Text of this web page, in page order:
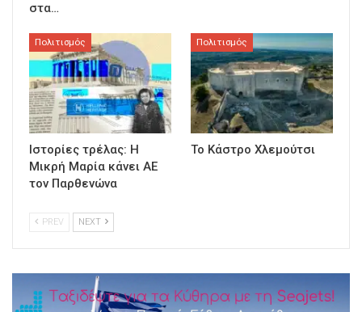
στα…
Πολιτισμός
Ιστορίες τρέλας: Η
Μικρή Μαρία κάνει ΑΕ
τον Παρθενώνα
Πολιτισμός
Το Κάστρο Χλεμούτσι
PREV NEXT